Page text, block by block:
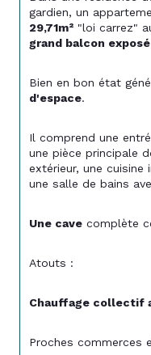
gardien, un
29,71m² "loi carrez"
grand balcon
Bien en bon état
d'espace.
Il comprend une
une pièce principale
extérieur, une cuisine
une salle de bains
Une cave complète
Atouts :
Chauffage collectif
Proches commerces